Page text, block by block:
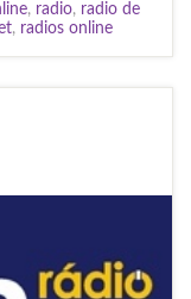
, radio, radio de
, radios online